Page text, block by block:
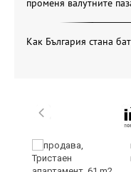
променя валутните
Как България стана